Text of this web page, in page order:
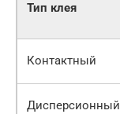
Тип клея
Контактный
Дисперсионный